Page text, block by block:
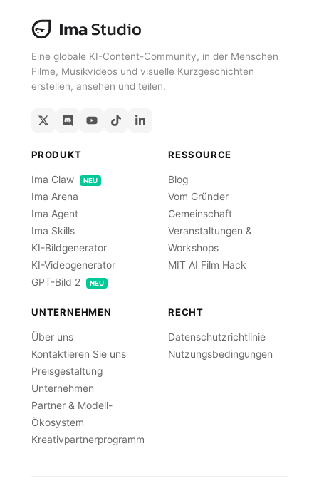
Eine globale KI-Content-Community, in der Menschen
Filme, Musikvideos und visuelle Kurzgeschichten
erstellen, ansehen und teilen.
PRODUKT
Ima Claw NEU
Ima Arena
Ima Agent
Ima Skills
KI-Bildgenerator
KI-Videogenerator
GPT-Bild 2
NEU
RESSOURCE
Blog
Vom Gründer
Gemeinschaft
Veranstaltungen &
Workshops
MIT AI Film Hack
UNTERNEHMEN
Über uns
Kontaktieren Sie uns
Preisgestaltung
Unternehmen
Partner & Modell-
Ökosystem
Kreativpartnerprogramm
RECHT
Datenschutzrichtlinie
Nutzungsbedingungen